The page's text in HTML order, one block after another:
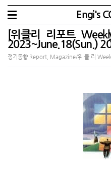
Engi's
[위클리 리포트
2023~June.18(Sun.)
정기동향 Report, Magazine/위 클 리